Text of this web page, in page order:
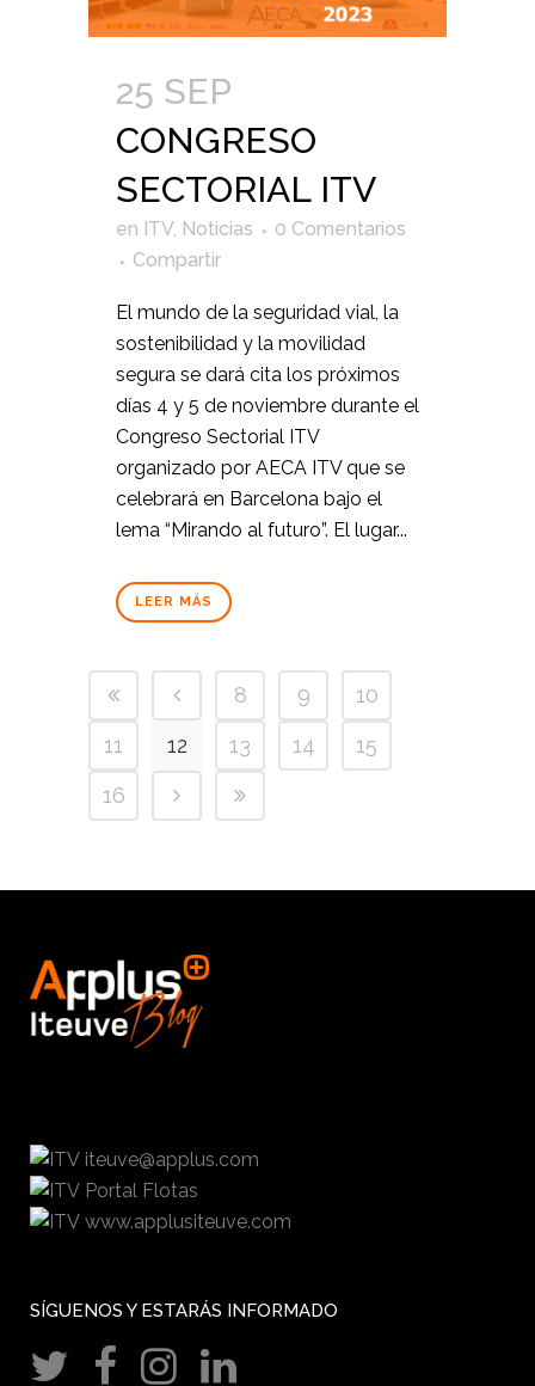
25 SEP
CONGRESO
SECTORIAL ITV
en ITV, Noticias
0 Comentarios
Compartir
El mundo de la seguridad vial, la
sostenibilidad y la movilidad
segura se dará cita los próximos
días 4 y 5 de noviembre durante el
Congreso Sectorial ITV
organizado por AECA ITV que se
celebrará en Barcelona bajo el
lema “Mirando al futuro”. El lugar...
LEER MÁS
8 9
10
11
12 13 14
15
16
iteuve@applus.com
Portal Flotas
www.applusiteuve.com
SÍGUENOS Y ESTARÁS INFORMADO